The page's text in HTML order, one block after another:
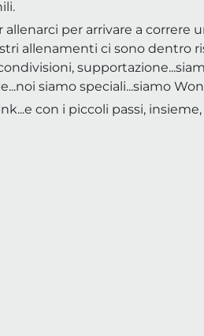
per arrivare a correre
allenamenti ci sono dentro
siamo speciali...siamo
con i piccoli passi,